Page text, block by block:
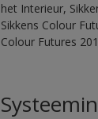
het Interieur,
Sikkens Colour
Colour Futures